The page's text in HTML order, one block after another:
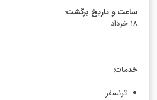
ساعت و تاریخ برگشت:
18 خرداد
خدمات:
ترنسفر